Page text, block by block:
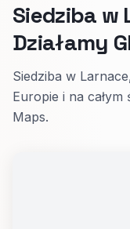
Siedziba w
Działamy
Siedziba w
Europie i na całym
Maps.